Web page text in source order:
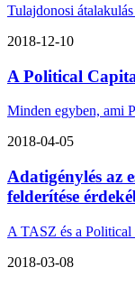
Tulajdonosi
2018-12-10
A Political
Minden egyben, ami
2018-04-05
Adatigénylés az
felderítése
A TASZ és a Political
2018-03-08